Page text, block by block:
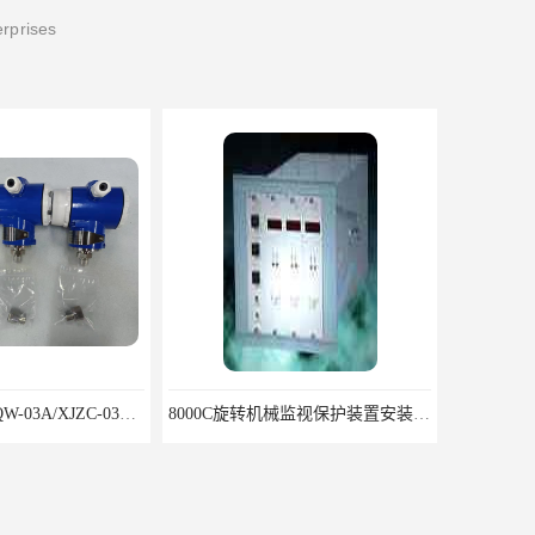
RZQW-03A/HZQW-03A/XJZC-03A汽轮机监测装置 8000C旋转机械监视保护装置安装包装运输调试注意问题